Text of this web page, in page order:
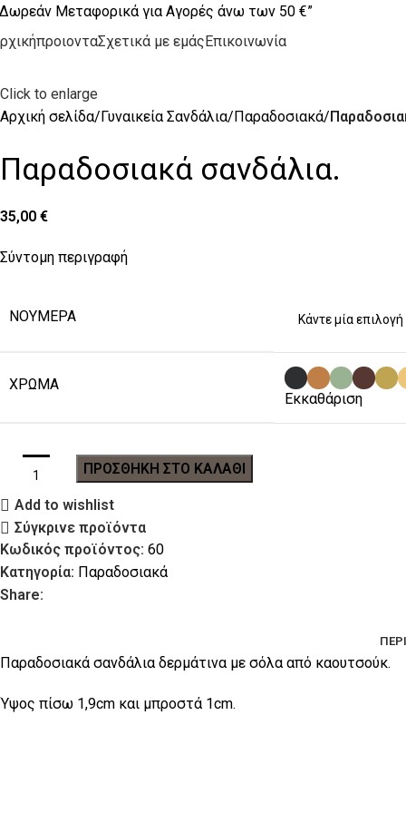
Μεταφορικά για Αγορές άνω των 50 €”
προιονταΣχετικά με εμάςΕπικοινωνία
Click to enlarge
Αρχική σελίδα Γυναικεία Σανδάλια Παραδοσιακά
Παραδοσιακά σανδάλια.
35,00 €
Σύντομη περιγραφή
ΝΟΎΜΕΡΑ
ΧΡΏΜΑ
Εκκαθάριση
ΠΡΟΣΘΉΚΗ ΣΤΟ ΚΑΛΆΘΙ
Add to wishlist
Σύγκρινε προϊόντα
Κωδικός προϊόντος: 60
Κατηγορία: Παραδοσιακά
Share:
Παραδοσιακά σανδάλια δερμάτινα με σόλα από καουτσούκ.
Ύψος πίσω 1,9cm και μπροστά 1cm.